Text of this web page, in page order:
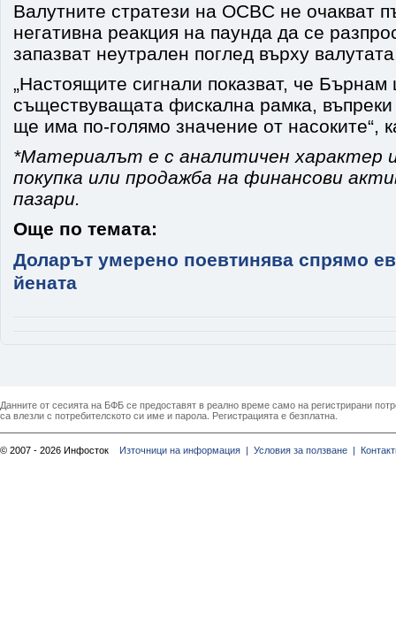
Валутните стратези на OCBC не очакват
негативна реакция на паунда да се
запазват неутрален поглед върху
„Настоящите сигнали показват, че
съществуващата фискална рамка,
ще има по-голямо значение от насоките“,
*Материалът е с аналитичен характер
покупка или продажба на финансови
пазари.
Още по темата:
Доларът умерено поевтинява спрямо
йената
Данните от сесията на БФБ се предоставят в реално време само на регистрирани
са влезли с потребителското си име и парола. Регистрацията е безплатна.
© 2007 - 2026 Инфосток Източници на информация | Условия за ползване |